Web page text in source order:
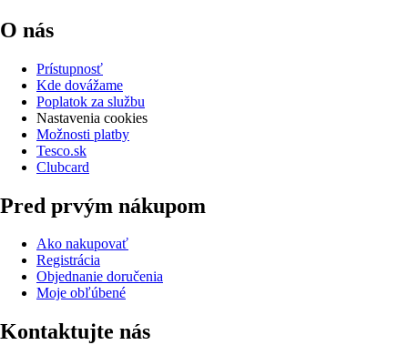
O nás
Prístupnosť
Kde dovážame
Poplatok za službu
Nastavenia cookies
Možnosti platby
Tesco.sk
Clubcard
Pred prvým nákupom
Ako nakupovať
Registrácia
Objednanie doručenia
Moje obľúbené
Kontaktujte nás